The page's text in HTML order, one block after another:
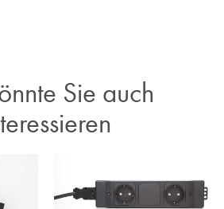
Sie auch